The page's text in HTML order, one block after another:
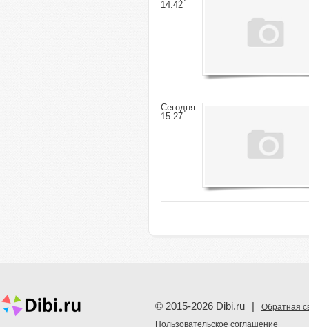
14:42
Сегодня
15:27
© 2015-2026 Dibi.ru
Обратная
Пoльзовательское соглашение